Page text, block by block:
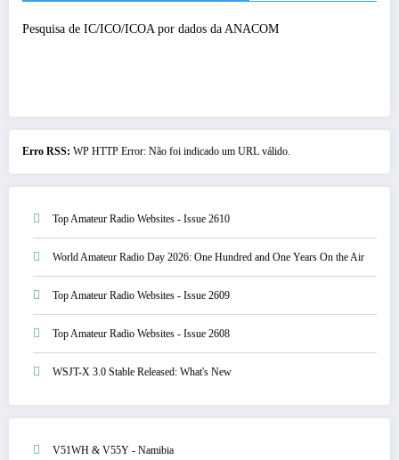
Pesquisa de IC/ICO/ICOA por dados da ANACOM
Erro RSS: WP HTTP Error: Não foi indicado um URL válido.
Top Amateur Radio Websites - Issue 2610
World Amateur Radio Day 2026: One Hundred and One Years On the Air
Top Amateur Radio Websites - Issue 2609
Top Amateur Radio Websites - Issue 2608
WSJT-X 3.0 Stable Released: What's New
V51WH & V55Y - Namibia